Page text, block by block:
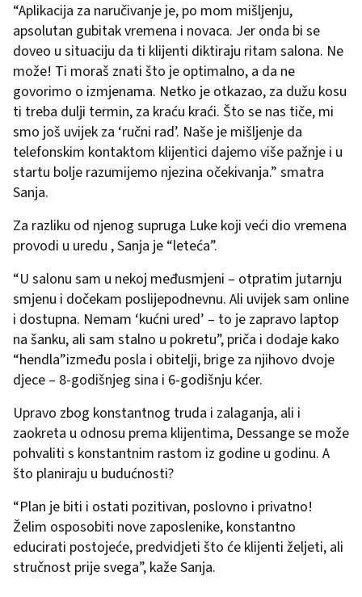
“Aplikacija za naručivanje je, po mom mišljenju,
apsolutan gubitak vremena i novaca. Jer onda bi se
doveo u situaciju da ti klijenti diktiraju ritam salona. Ne
može! Ti moraš znati što je optimalno, a da ne
govorimo o izmjenama. Netko je otkazao, za dužu kosu
ti treba dulji termin, za kraću kraći. Što se nas tiče, mi
smo još uvijek za ‘ručni rad’. Naše je mišljenje da
telefonskim kontaktom klijentici dajemo više pažnje i u
startu bolje razumijemo njezina očekivanja.” smatra
Sanja.
Za razliku od njenog supruga Luke koji veći dio vremena
provodi u uredu , Sanja je “leteća”.
“U salonu sam u nekoj međusmjeni – otpratim jutarnju
smjenu i dočekam poslijepodnevnu. Ali uvijek sam online
i dostupna. Nemam ‘kućni ured’ – to je zapravo laptop
na šanku, ali sam stalno u pokretu”, priča i dodaje kako
“hendla”između posla i obitelji, brige za njihovo dvoje
djece – 8-godišnjeg sina i 6-godišnju kćer.
Upravo zbog konstantnog truda i zalaganja, ali i
zaokreta u odnosu prema klijentima, Dessange se može
pohvaliti s konstantnim rastom iz godine u godinu. A
što planiraju u budućnosti?
“Plan je biti i ostati pozitivan, poslovno i privatno!
Želim osposobiti nove zaposlenike, konstantno
educirati postojeće, predvidjeti što će klijenti željeti, ali
stručnost prije svega”, kaže Sanja.